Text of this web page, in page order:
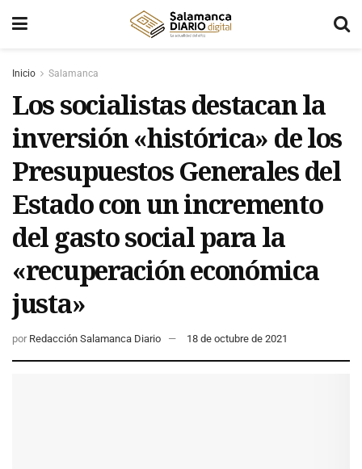
Inicio Salamanca
Los socialistas destacan la
inversión «histórica» de los
Presupuestos Generales del
Estado con un incremento
del gasto social para la
«recuperación económica
justa»
por Redacción Salamanca Diario 18 de octubre de 2021